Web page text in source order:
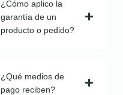
¿Cómo aplico la
garantía de un
producto o pedido?
¿Qué medios de
pago reciben?